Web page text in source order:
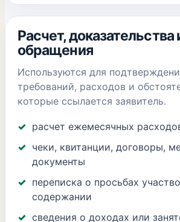
Расчет, доказательства
обращения
Используются для
требований, расходов и
которые ссылается заявитель.
расчет ежемесячных
чеки, квитанции, договоры,
документы
переписка о просьбах
содержании
сведения о доходах или